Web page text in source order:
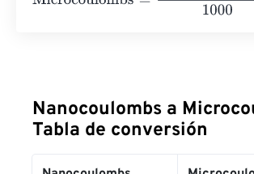
Nanocoulombs a
Tabla de conversión